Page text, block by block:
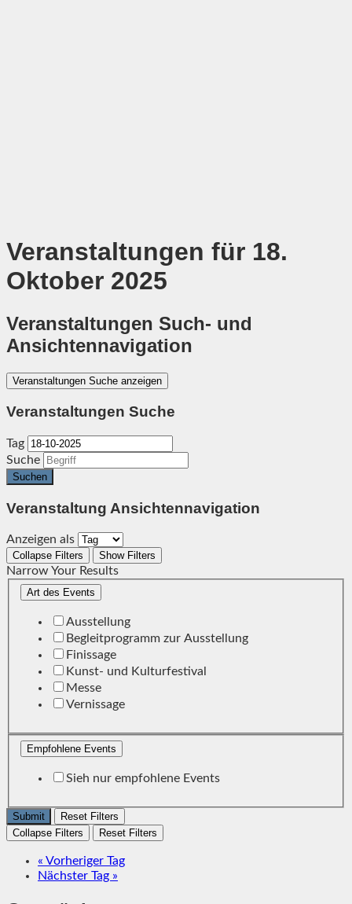
Veranstaltungen für 18.
Oktober 2025
Veranstaltungen Such- und
Ansichtennavigation
Veranstaltungen Suche anzeigen
Veranstaltungen Suche
Tag
Suche
Veranstaltung Ansichtennavigation
Anzeigen als
Collapse Filters Show Filters
Narrow Your Results
Art des Events
Ausstellung
Begleitprogramm zur Ausstellung
Finissage
Kunst- und Kulturfestival
Messe
Vernissage
Empfohlene Events
Sieh nur empfohlene Events
Reset Filters
Collapse Filters
Reset Filters
« Vorheriger Tag
Nächster Tag »